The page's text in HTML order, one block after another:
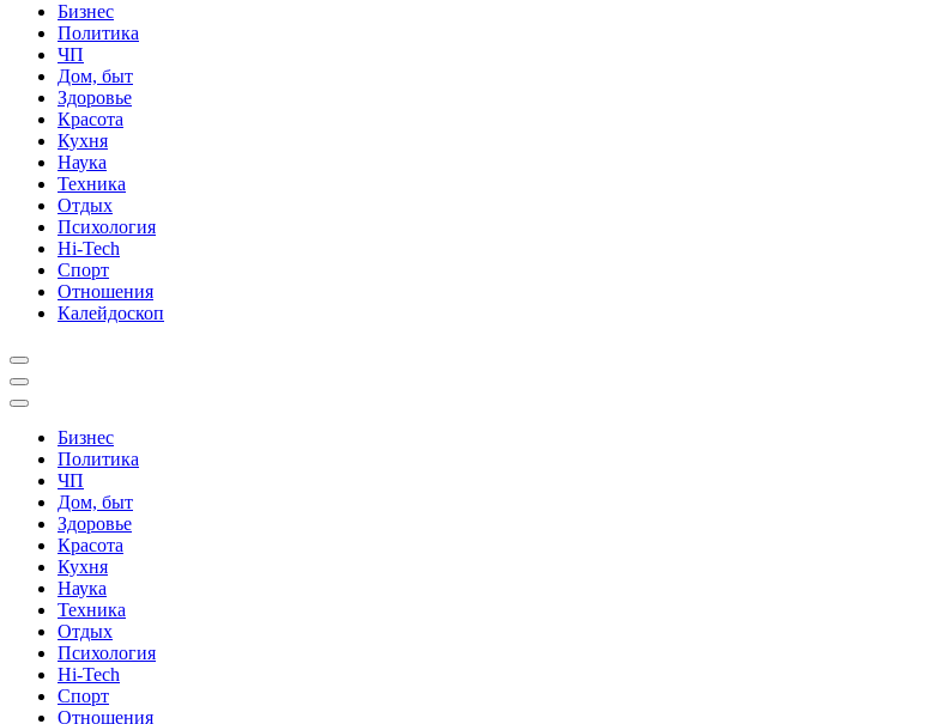
Бизнес
Политика
ЧП
Дом, быт
Здоровье
Красота
Кухня
Наука
Техника
Отдых
Психология
Hi-Tech
Спорт
Отношения
Калейдоскоп
Бизнес
Политика
ЧП
Дом, быт
Здоровье
Красота
Кухня
Наука
Техника
Отдых
Психология
Hi-Tech
Спорт
Отношения